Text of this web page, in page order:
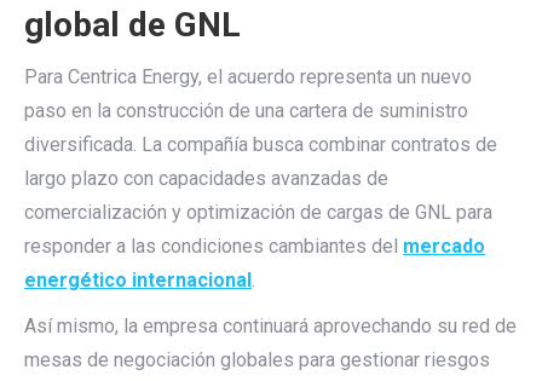
global de GNL
Para Centrica Energy, el acuerdo representa un nuevo
paso en la construcción de una cartera de suministro
diversificada. La compañía busca combinar contratos de
largo plazo con capacidades avanzadas de
comercialización y optimización de cargas de GNL para
responder a las condiciones cambiantes del mercado
energético internacional.
Así mismo, la empresa continuará aprovechando su red de
mesas de negociación globales para gestionar riesgos